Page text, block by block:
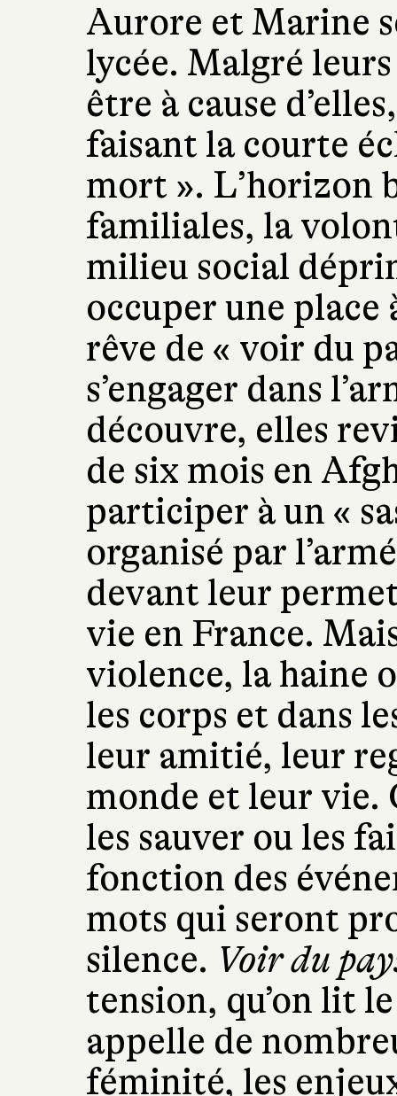
Aurore et Marine
lycée. Malgré
être à cause
faisant la courte
mort ». L’horizon
familiales, la
milieu social
occuper une place
rêve de « voir du
s’engager dans
découvre, elles
de six mois en
participer à un «
organisé par
devant leur
vie en France.
violence, la haine
les corps et dans
leur amitié, leur
monde et leur vie.
les sauver ou les
fonction des
mots qui seront
silence. Voir du
tension, qu’on lit
appelle de
féminité, les